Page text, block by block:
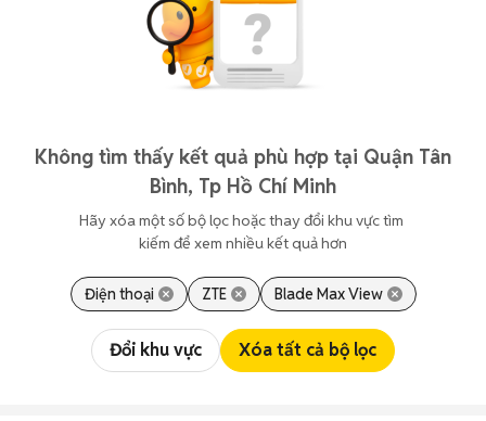
Không tìm thấy kết quả phù hợp tại Quận Tân
Bình, Tp Hồ Chí Minh
Hãy xóa một số bộ lọc hoặc thay đổi khu vực tìm
kiếm để xem nhiều kết quả hơn
Điện thoại ZTE Blade Max View
Đổi khu vực Xóa tất cả bộ lọc